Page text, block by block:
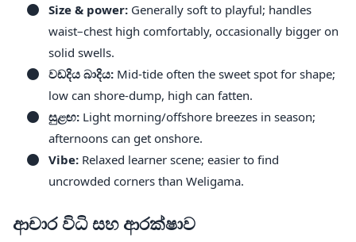
Size & power: Generally soft to playful; handles
waist–chest high comfortably, occasionally bigger on
solid swells.
වඩදිය බාදිය: Mid-tide often the sweet spot for shape;
low can shore-dump, high can fatten.
සුළඟ: Light morning/offshore breezes in season;
afternoons can get onshore.
Vibe: Relaxed learner scene; easier to find
uncrowded corners than Weligama.
ආචාර විධි සහ ආරක්ෂාව